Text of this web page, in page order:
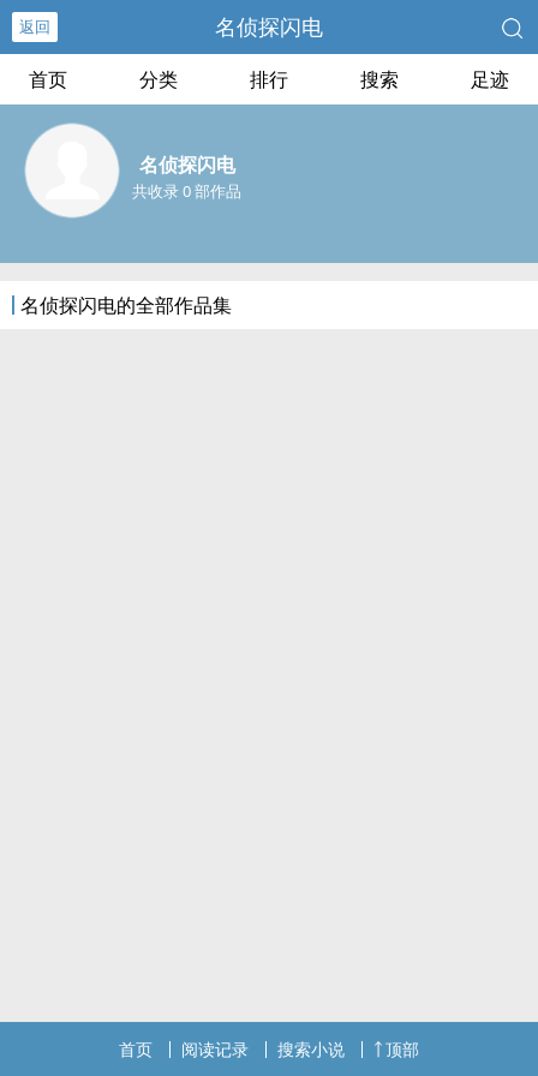
返回 名侦探闪电
首页 分类 排行 搜索 足迹
名侦探闪电
共收录 0 部作品
名侦探闪电的全部作品集
首页 阅读记录 搜索小说 顶部